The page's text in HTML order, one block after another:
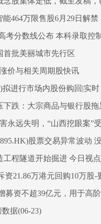
464万限售股6月29日解禁
考分数线公布 本科录取控
首批美丽城市先行区
价与相关周期股快讯
拟进行市场内股份购回|实时
跌：大宗商品与银行股拖
永远失明，“山西挖眼案”
股票交易异常波动
工程隧道开始掘进 今日视点
资21.86万港元回购10万股-
募资不超39亿元，用于高
据(06-23)